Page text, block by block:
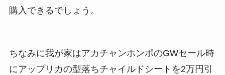
購入できるでしょう。
ちなみに我が家はアカチャンホンポのGWセール時
にアップリカの型落ちチャイルドシートを2万円引